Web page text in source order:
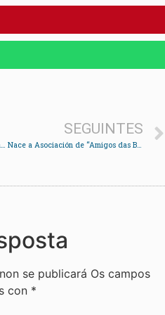
O BNG denuncia a precaria situación da Duna da paria de Cesantes
SEGUINTES
Nace a Asociación de “Amigos das Bibliotecas Municipais de Redondela”
se publicará Os campos
con *